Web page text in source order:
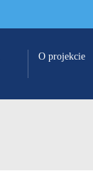
O projekcie